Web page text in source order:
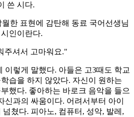
쓴 시다.
한 표현에 감탄해 동료 국어선생님
인이란다.
주셔서 고마워요."
이렇게 말했다. 아들은 고3때도 학교
습을 하지 않았다. 자신이 원하는
했다. 좋아하는 바로크 음악을 들으
신과의 싸움이다. 어려서부터 아이
쳤다. 피아노, 컴퓨터, 성악, 발레,